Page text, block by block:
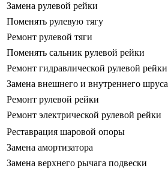
Замена рулевой рейки
Поменять рулевую тягу
Ремонт рулевой тяги
Поменять сальник рулевой рейки
Ремонт гидравлической рулевой рейки
Замена внешнего и внутреннего шруса
Ремонт рулевой рейки
Ремонт электрической рулевой рейки
Реставрация шаровой опоры
Замена амортизатора
Замена верхнего рычага подвески